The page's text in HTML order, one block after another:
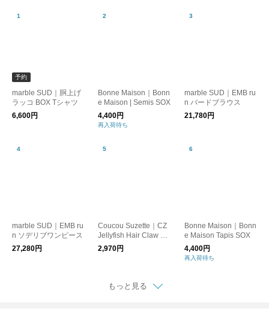
予約
marble SUD｜胴上げ
ラッコ BOX Tシャツ
6,600円
Bonne Maison｜Bonn
e Maison | Semis SOX
4,400円
再入荷待ち
marble SUD｜EMB ru
n バードブラウス
21,780円
marble SUD｜EMB ru
n ソデリブワンピース
27,280円
Coucou Suzette｜CZ
Jellyfish Hair Claw ne
w
2,970円
Bonne Maison｜Bonn
e Maison Tapis SOX
4,400円
再入荷待ち
もっと見る